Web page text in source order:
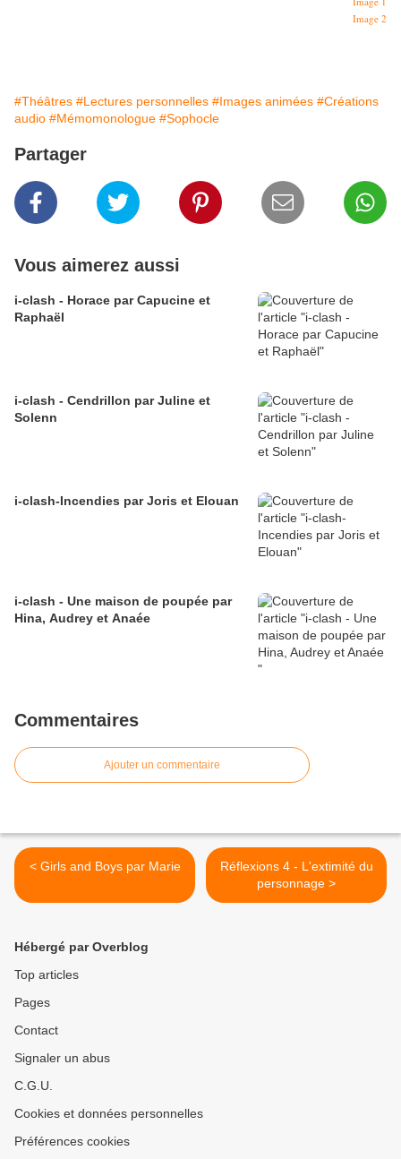
Image 2
#Théâtres #Lectures personnelles #Images animées #Créations
audio #Mémomonologue #Sophocle
Partager
Vous aimerez aussi
i-clash - Horace par Capucine et
Raphaël
i-clash - Cendrillon par Juline et
Solenn
i-clash-Incendies par Joris et Elouan
i-clash - Une maison de poupée par
Hina, Audrey et Anaée
Commentaires
Ajouter un commentaire
< Girls and Boys par Marie
Réflexions 4 - L'extimité du
personnage >
Hébergé par Overblog
Top articles
Pages
Contact
Signaler un abus
C.G.U.
Cookies et données personnelles
Préférences cookies